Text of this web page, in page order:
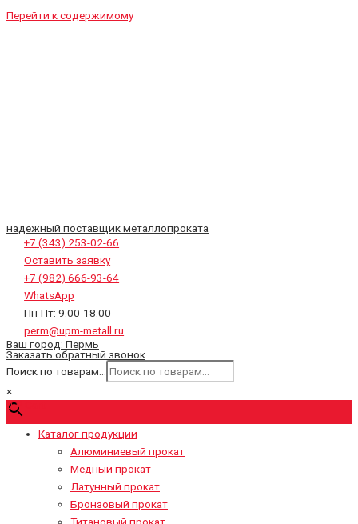
Перейти к содержимому
надежный поставщик металлопроката
+7 (343) 253-02-66
Оставить заявку
+7 (982) 666-93-64
WhatsApp
Пн-Пт: 9.00-18.00
perm@upm-metall.ru
Ваш город: Пермь
Заказать обратный звонок
Поиск по товарам...
×
0₽
Каталог продукции
Алюминиевый прокат
Медный прокат
Латунный прокат
Бронзовый прокат
Титановый прокат